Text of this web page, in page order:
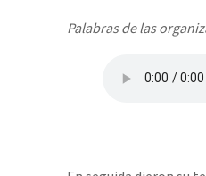
Palabras de las